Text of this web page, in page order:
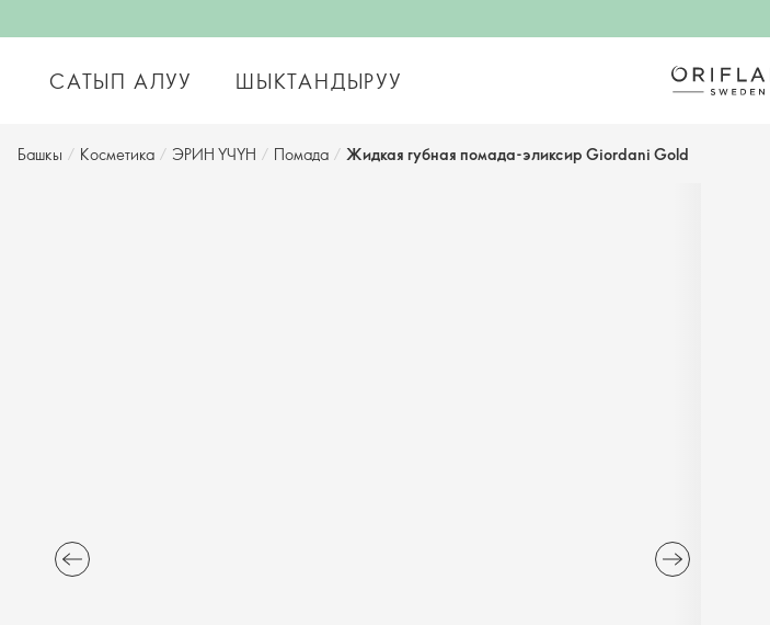
САТЫП АЛУУ ШЫКТАНДЫРУУ
Башкы / Косметика / ЭРИН ҮЧҮН / Помада / Жидкая губная помада-эликсир Giordani Gold